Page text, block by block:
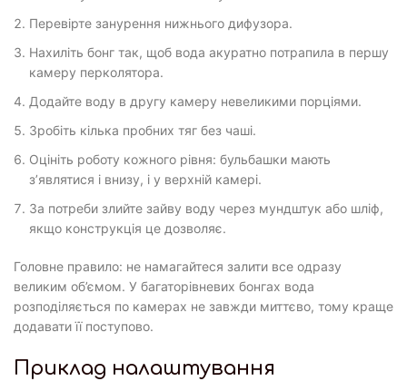
Перевірте занурення нижнього дифузора.
Нахиліть бонг так, щоб вода акуратно потрапила в першу
камеру перколятора.
Додайте воду в другу камеру невеликими порціями.
Зробіть кілька пробних тяг без чаші.
Оцініть роботу кожного рівня: бульбашки мають
з’являтися і внизу, і у верхній камері.
За потреби злийте зайву воду через мундштук або шліф,
якщо конструкція це дозволяє.
Головне правило: не намагайтеся залити все одразу
великим об’ємом. У багаторівневих бонгах вода
розподіляється по камерах не завжди миттєво, тому краще
додавати її поступово.
Приклад налаштування